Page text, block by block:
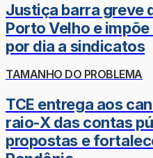
Justiça barra greve
Porto Velho e
por dia a sindicatos
TAMANHO DO PROBLEMA
TCE entrega aos
raio-X das contas
propostas e